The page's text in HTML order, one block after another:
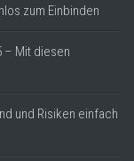
zum Einbinden
– Mit diesen
und Risiken einfach